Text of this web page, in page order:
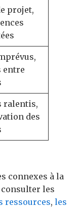
projet,
entre
ralentis,
des
connexes à la
les
ressources, les